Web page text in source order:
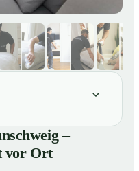
– fasertief sauber &
–
vor Ort